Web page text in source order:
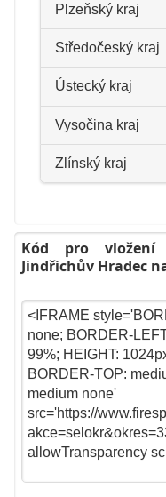
Plzeňský kraj
Středočeský kraj
Ústecký kraj
Vysočina kraj
Zlínský kraj
Kód pro vložení
Jindřichův Hradec